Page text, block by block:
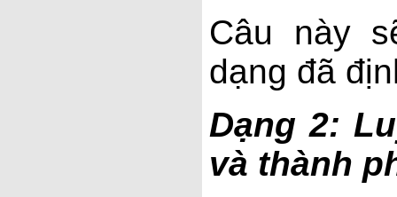
Câu này
dạng đã
Dạng 2:
và thành